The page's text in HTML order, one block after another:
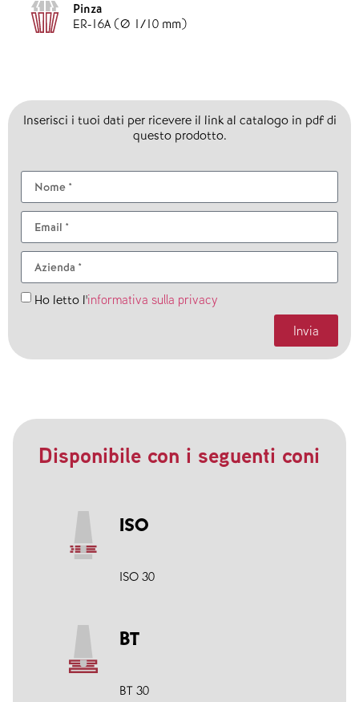
Pinza
ER-16A (Ø 1/10 mm)
Inserisci i tuoi dati per ricevere il link al catalogo in pdf di
questo prodotto.
Ho letto l'informativa sulla privacy
Invia
Disponibile con i seguenti coni
ISO
ISO 30
BT
BT 30